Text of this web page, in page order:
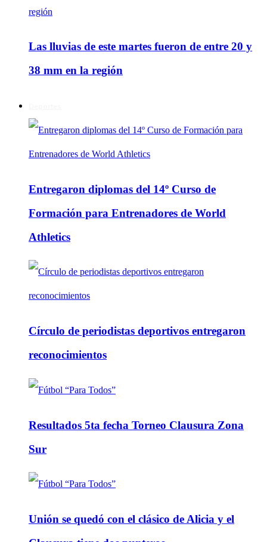
Las lluvias de este martes fueron de entre 20 y
38 mm en la región
Entregaron diplomas del 14º Curso de
Formación para Entrenadores de World
Athletics
Círculo de periodistas deportivos entregaron
reconocimientos
Resultados 5ta fecha Torneo Clausura Zona
Sur
Unión se quedó con el clásico de Alicia y el